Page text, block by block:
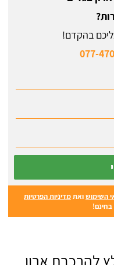
בהקדם!
077-
השימושואתמדיניות הפרטיות